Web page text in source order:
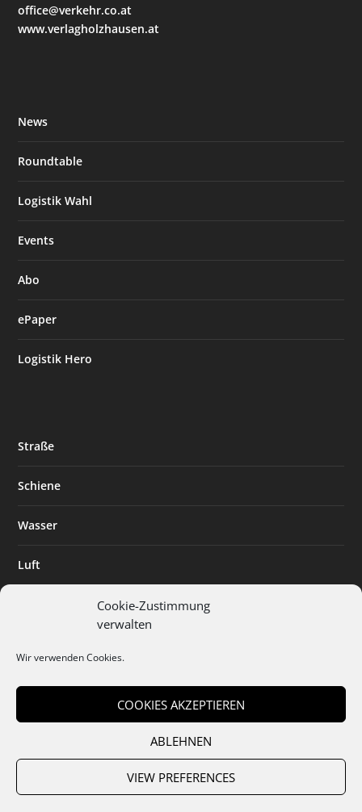
Cookie-Zustimmung
verwalten
Wir verwenden Cookies.
COOKIES AKZEPTIEREN
ABLEHNEN
VIEW PREFERENCES
office@verkehr.co.at
www.verlagholzhausen.at
News
Roundtable
Logistik Wahl
Events
Abo
ePaper
Logistik Hero
Straße
Schiene
Wasser
Luft
Digitalisierung
Mediadaten Cookies Datenschutz